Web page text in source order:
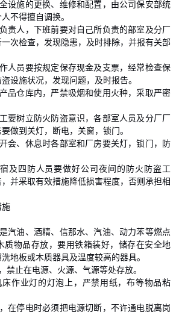
施的更换、维修和配置，由公司保安部统
不得擅自调换。
人，下班前要对自己所负责的部室及分厂
次检查，发现隐患，及时排除，并报有关部
员要按规定保存现金及支票，经常检查保
设施状况，发现问题，及时报告。
仓库内，严禁吸烟和使用火种，采取严密
树立防火防盗意识，各部室人员及分厂厂
做到关灯，断电，关窗，锁门。
、休息时各部室和厂房要关灯，锁门，防
四防人员要做好公司夜间的防火防盗工
并采取有效措施降低损害程度，否则承担相
油、酒精、信那水、汽油、动力苯等燃点
质物品存放，要用铁箱装好，储存在安全地
地板或木质器具及温度较高的器具。
止在电源、火源、气源等处存放。
业灯的灯泡上，严禁用纸，布等物品粘
停电时必须把电源切断，不许通电脱离岗